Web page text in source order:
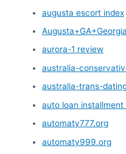
augusta escort index
aurora-1 review
australia-
australia-trans-
auto loan
automaty777.org
automaty999.org